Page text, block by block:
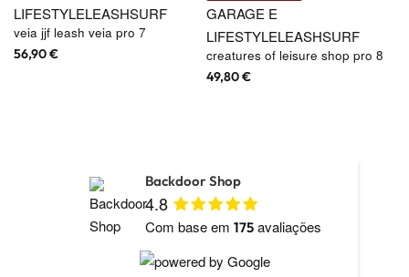
LIFESTYLELEASHSURF
veia jjf leash veia pro 7
56,90€
GARAGE E
LIFESTYLELEASHSURF
creatures of leisure shop pro 8
49,80€
Backdoor Shop
4.8
Com base em 175 avaliações